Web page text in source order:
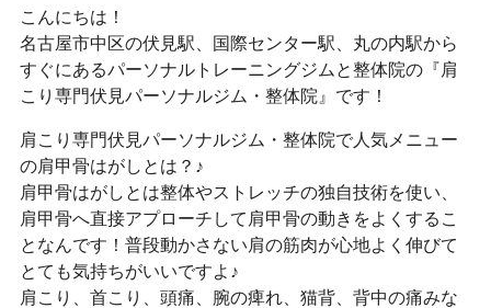
こんにちは！
名古屋市中区の伏見駅、国際センター駅、丸の内駅から
すぐにあるパーソナルトレーニングジムと整体院の『肩
こり専門伏見パーソナルジム・整体院』です！
肩こり専門伏見パーソナルジム・整体院で人気メニュー
の肩甲骨はがしとは？♪
肩甲骨はがしとは整体やストレッチの独自技術を使い、
肩甲骨へ直接アプローチして肩甲骨の動きをよくするこ
となんです！普段動かさない肩の筋肉が心地よく伸びて
とても気持ちがいいですよ♪
肩こり、首こり、頭痛、腕の痺れ、猫背、背中の痛みな